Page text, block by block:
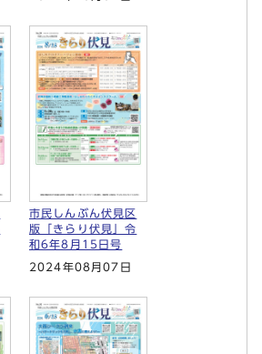
市民しんぶん伏見区
版「きらり伏見」令
和6年8月15日号
2024年08月07日